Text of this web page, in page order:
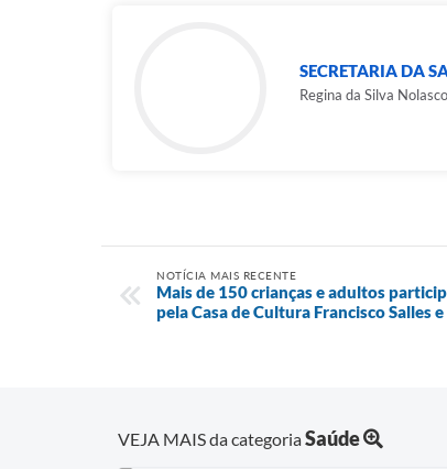
SECRETARIA DA
Regina da Silva Nolasco
NOTÍCIA MAIS RECENTE
Mais de 150 crianças e adultos
pela Casa de Cultura Francisco
VEJA MAIS da categoriaSaúde